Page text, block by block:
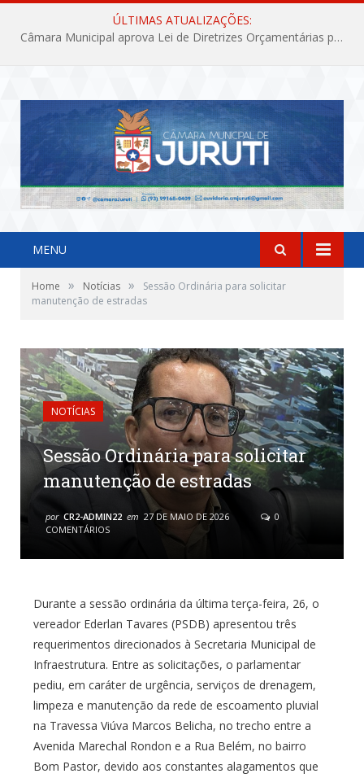
ÚLTIMAS ATUALIZAÇÕES:
Câmara Municipal aprova Lei de Diretrizes Orçamentárias para o exercício financeiro de 2027
MENU
Home » Notícias »
Sessão Ordinária para solicitar
manutenção de estradas
NOTÍCIAS
Sessão Ordinária para solicitar
manutenção de estradas
por CR2-ADMIN22 em 27 DE MAIO DE 2026
0
COMENTÁRIOS
Durante a sessão ordinária da última terça-feira, 26, o
vereador Ederlan Tavares (PSDB) apresentou três
requerimentos direcionados à Secretaria Municipal de
Infraestrutura. Entre as solicitações, o parlamentar
pediu, em caráter de urgência, serviços de drenagem,
limpeza e manutenção da rede de escoamento pluvial
na Travessa Viúva Marcos Belicha, no trecho entre a
Avenida Marechal Rondon e a Rua Belém, no bairro
Bom Pastor, devido aos constantes alagamentos que